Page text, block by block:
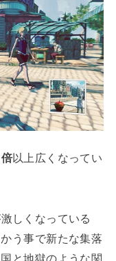
倍以上広くなってい
しくなっている
う事で新たな集落
と地獄のような関